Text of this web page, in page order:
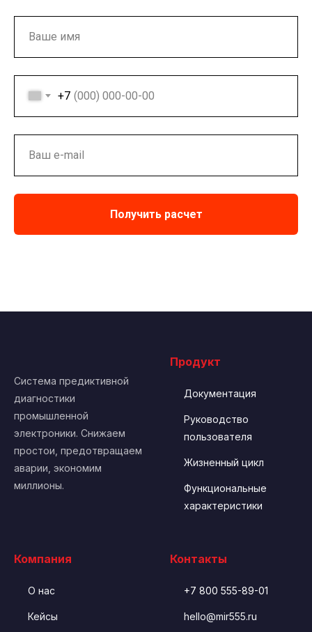
+7
Получить расчет
Система предиктивной
диагностики
промышленной
электроники. Снижаем
простои, предотвращаем
аварии, экономим
миллионы.
Продукт
Документация
Руководство
пользователя
Жизненный цикл
Функциональные
характеристики
Компания
О нас
Кейсы
Контакты
+7 800 555-89-01
hello@mir555.ru